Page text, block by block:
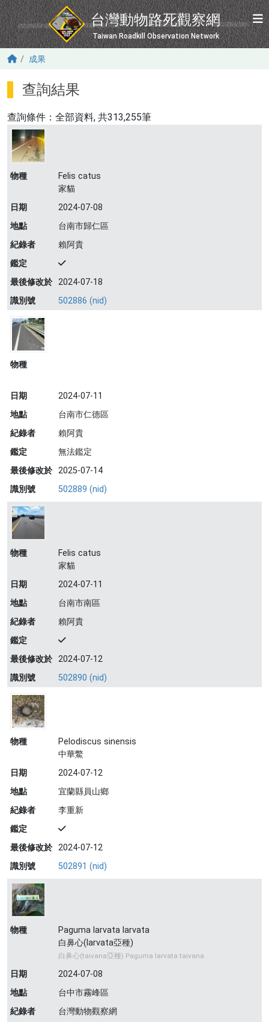
移至主內容
台灣動物路死觀察網
Taiwan Roadkill Observation Network
成果
查詢結果
查詢條件： 全部資料, 共313,255筆
物種
Felis catus
家貓
日期
2024-07-08
地點
台南市歸仁區
紀錄者
賴阿貴
鑑定
最後修改於 2024-07-18
識別號
502886 (nid)
物種
日期
2024-07-11
地點
台南市仁德區
紀錄者
賴阿貴
鑑定
無法鑑定
最後修改於 2025-07-14
識別號
502889 (nid)
物種
Felis catus
家貓
日期
2024-07-11
地點
台南市南區
紀錄者
賴阿貴
鑑定
最後修改於 2024-07-12
識別號
502890 (nid)
物種
Pelodiscus sinensis
中華鱉
日期
2024-07-12
地點
宜蘭縣員山鄉
紀錄者
李重新
鑑定
最後修改於 2024-07-12
識別號
502891 (nid)
物種
Paguma larvata larvata
白鼻心(larvata亞種)
白鼻心(taivana亞種) Paguma larvata taivana
日期
2024-07-08
地點
台中市霧峰區
紀錄者
台灣動物觀察網